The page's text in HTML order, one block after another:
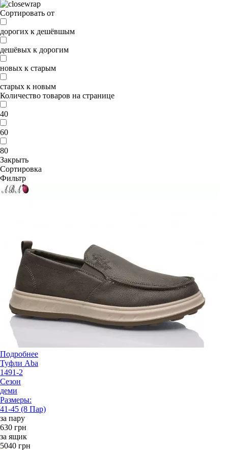
Сортировать от
дорогих к дешёвшым
дешёвых к дорогим
новых к старым
старых к новым
Количество товаров на странице
40
60
80
Закрыть
Сортировка
Фильтр
Подробнее
Туфли Aba
1491-2
Сезон
деми
Размеры:
41-45 (8 Пар)
за пару
630 грн
за ящик
5040 грн